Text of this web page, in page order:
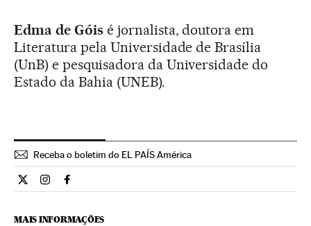
Edma de Góisé jornalista, doutora em
Literatura pela Universidade de Brasília
(UnB) e pesquisadora da Universidade do
Estado da Bahia (UNEB).
Receba o boletim do EL PAÍS América
Opiniao El País Brasil en Twitter
Opiniao El País Brasil en Instagram
Opiniao El País Brasil en Facebook
MAIS INFORMAÇÕES